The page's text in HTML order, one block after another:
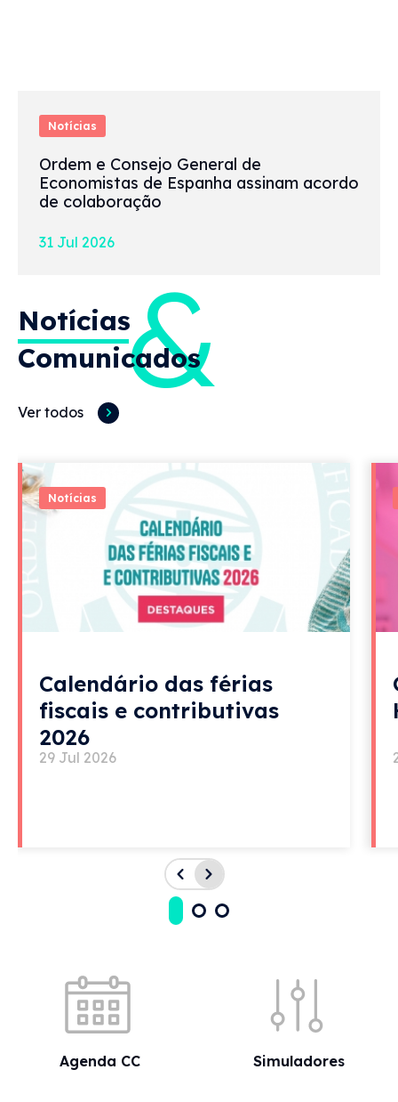
Notícias
Ordem e Consejo General de
Economistas de Espanha assinam acordo
de colaboração
31 Jul 2026
Notícias&
Comunicados
Ver todos
Notícias
Calendário das férias
fiscais e contributivas
2026
29 Jul 2026
Agenda CC Simuladores